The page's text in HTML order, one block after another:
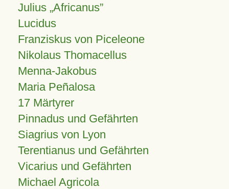
Julius Africanus
Lucidus
Franziskus von Piceleone
Nikolaus Thomacellus
Menna-Jakobus
Maria Peñalosa
17 Märtyrer
Pinnadus und Gefährten
Siagrius von Lyon
Terentianus und Gefährten
Vicarius und Gefährten
Michael Agricola